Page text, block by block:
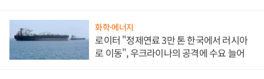
화학·에너지
로이터 "정제연료 3만 톤 한국에서 러시아
로 이동", 우크라이나의 공격에 수요 늘어